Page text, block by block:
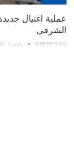
عملية اغتيال
الشرقي
N0RTHPULS24 مارس 1, 2021